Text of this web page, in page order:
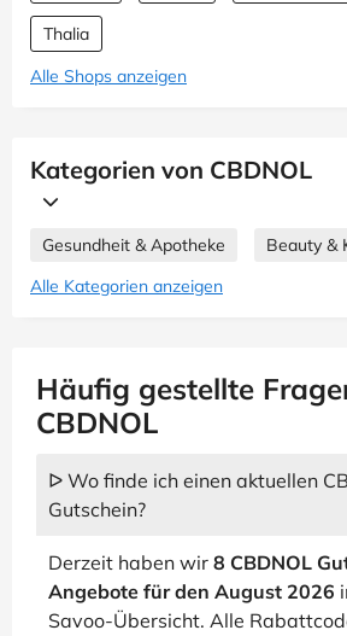
Thalia
Alle Shops anzeigen
Kategorien von CBDNOL
Gesundheit & Apotheke
Beauty &
Alle Kategorien anzeigen
Häufig gestellte
CBDNOL
ᐅ Wo finde ich einen aktuellen
Gutschein?
Derzeit haben wir 8 CBDNOL
Angebote für den August 2026
Savoo-Übersicht. Alle